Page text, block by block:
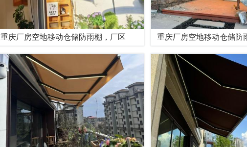
重庆厂房空地移动仓储防雨棚，厂区 重庆厂房空地移动仓储防